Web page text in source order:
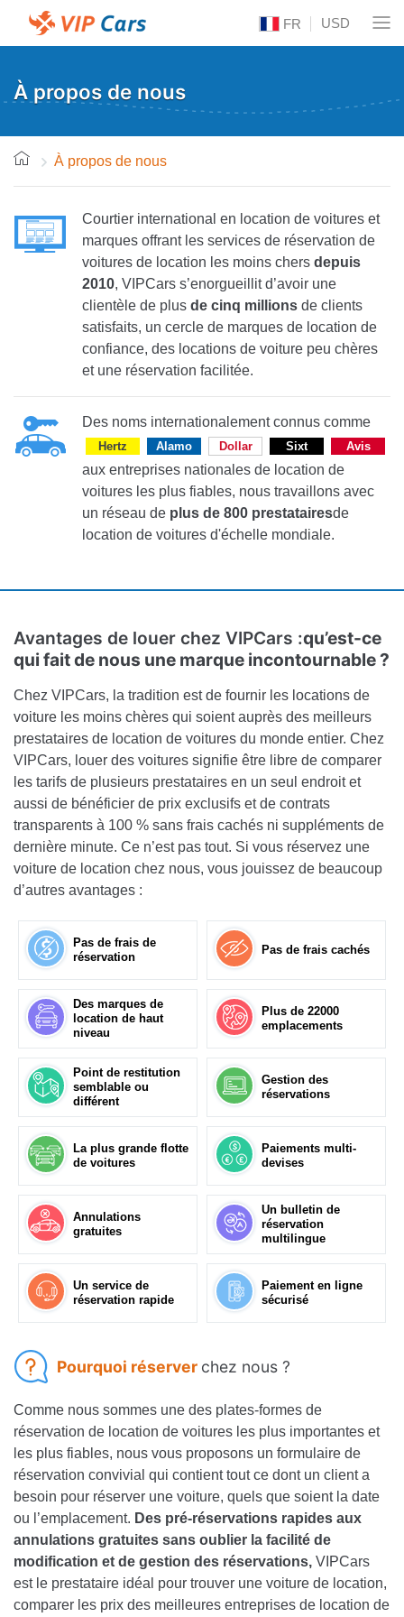
FR USD
À propos de nous
À propos de nous
Courtier international en location de voitures et
marques offrant les services de réservation de
voitures de location les moins chers depuis
2010, VIPCars s’enorgueillit d’avoir une
clientèle de plus de cinq millions de clients
satisfaits, un cercle de marques de location de
confiance, des locations de voiture peu chères
et une réservation facilitée.
Des noms internationalement connus comme
Hertz Alamo Dollar Sixt Avis
aux entreprises nationales de location de
voitures les plus fiables, nous travaillons avec
un réseau de plus de 800 prestatairesde
location de voitures d'échelle mondiale.
Avantages de louer chez VIPCars :qu’est-ce
qui fait de nous une marque incontournable ?
Chez VIPCars, la tradition est de fournir les locations de
voiture les moins chères qui soient auprès des meilleurs
prestataires de location de voitures du monde entier. Chez
VIPCars, louer des voitures signifie être libre de comparer
les tarifs de plusieurs prestataires en un seul endroit et
aussi de bénéficier de prix exclusifs et de contrats
transparents à 100 % sans frais cachés ni suppléments de
dernière minute. Ce n’est pas tout. Si vous réservez une
voiture de location chez nous, vous jouissez de beaucoup
d’autres avantages :
Pas de frais de
réservation
Pas de frais cachés
Des marques de
location de haut
niveau
Plus de 22000
emplacements
Point de restitution
semblable ou
différent
Gestion des
réservations
La plus grande flotte
de voitures
Paiements multi-
devises
Annulations
gratuites
Un bulletin de
réservation
multilingue
Un service de
réservation rapide
Paiement en ligne
sécurisé
Pourquoi réserver chez nous ?
Comme nous sommes une des plates-formes de
réservation de location de voitures les plus importantes et
les plus fiables, nous vous proposons un formulaire de
réservation convivial qui contient tout ce dont un client a
besoin pour réserver une voiture, quels que soient la date
ou l’emplacement. Des pré-réservations rapides aux
annulations gratuites sans oublier la facilité de
modification et de gestion des réservations, VIPCars
est le prestataire idéal pour trouver une voiture de location,
comparer les prix des meilleures entreprises de location de